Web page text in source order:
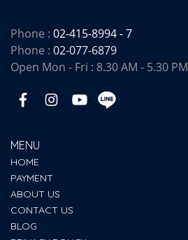
Phone : 02-415-8994 - 7
Phone : 02-077-6879
Open Mon - Fri : 8.30 AM - 5.30 PM
MENU
HOME
PAYMENT
ABOUT US
CONTACT US
BLOG